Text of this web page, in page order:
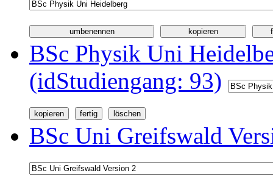
BSc Physik Uni
(idStudiengang: 93)
BSc Uni Greifswald